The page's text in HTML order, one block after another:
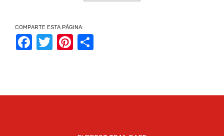
COMPARTE ESTA PÁGINA:
FacebookTwitter Pinterest